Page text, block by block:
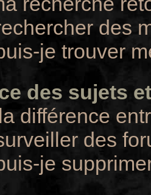
des
je trouver
des sujets
différence
des
je